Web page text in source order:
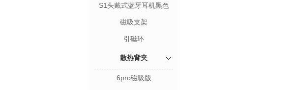
S1头戴式蓝牙耳机黑色
磁吸支架
引磁环
散热背夹
6pro磁吸版